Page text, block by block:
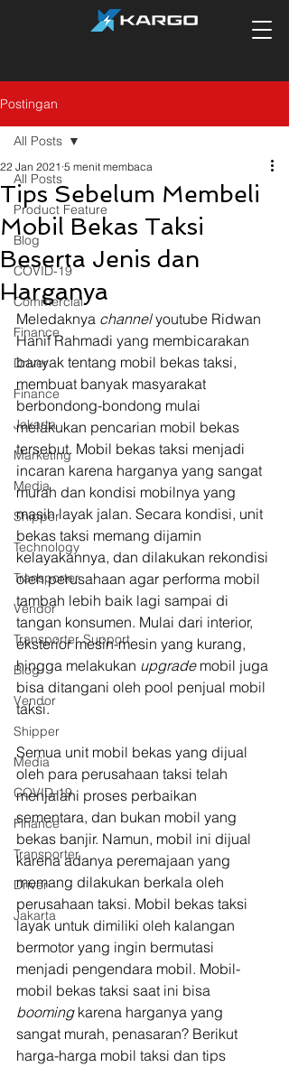
Postingan
All Posts
Product Feature
Blog
COVID-19
Commercial
Finance
Driver
Finance
Jakarta
Marketing
Media
Shipper
Technology
Transporter
Vendor
Transporter Support
Blog
Vendor
Shipper
Media
COVID-19
Finance
Transporter
Driver
Jakarta
All Posts
Tips Sebelum Membeli
Mobil Bekas Taksi
Beserta Jenis dan
Harganya
22 Jan 2021 5 menit membaca
Meledaknya channel youtube Ridwan
Hanif Rahmadi yang membicarakan
banyak tentang mobil bekas taksi,
membuat banyak masyarakat
berbondong-bondong mulai
melakukan pencarian mobil bekas
tersebut. Mobil bekas taksi menjadi
incaran karena harganya yang sangat
murah dan kondisi mobilnya yang
masih layak jalan. Secara kondisi, unit
bekas taksi memang dijamin
kelayakannya, dan dilakukan rekondisi
oleh perusahaan agar performa mobil
tambah lebih baik lagi sampai di
tangan konsumen. Mulai dari interior,
eksterior mesin-mesin yang kurang,
hingga melakukan upgrade mobil juga
bisa ditangani oleh pool penjual mobil
taksi.
Semua unit mobil bekas yang dijual
oleh para perusahaan taksi telah
menjalani proses perbaikan
sementara, dan bukan mobil yang
bekas banjir. Namun, mobil ini dijual
karena adanya peremajaan yang
memang dilakukan berkala oleh
perusahaan taksi. Mobil bekas taksi
layak untuk dimiliki oleh kalangan
bermotor yang ingin bermutasi
menjadi pengendara mobil. Mobil-
mobil bekas taksi saat ini bisa
booming karena harganya yang
sangat murah, penasaran? Berikut
harga-harga mobil taksi dan tips